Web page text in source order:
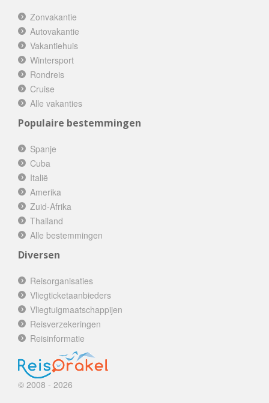
Zonvakantie
Autovakantie
Vakantiehuis
Wintersport
Rondreis
Cruise
Alle vakanties
Populaire bestemmingen
Spanje
Cuba
Italië
Amerika
Zuid-Afrika
Thailand
Alle bestemmingen
Diversen
Reisorganisaties
Vliegticketaanbieders
Vliegtuigmaatschappijen
Reisverzekeringen
Reisinformatie
© 2008 - 2026